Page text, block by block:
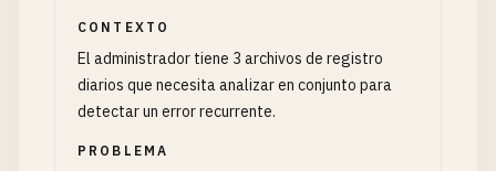
CONTEXTO
El administrador tiene 3 archivos de registro
diarios que necesita analizar en conjunto para
detectar un error recurrente.
PROBLEMA